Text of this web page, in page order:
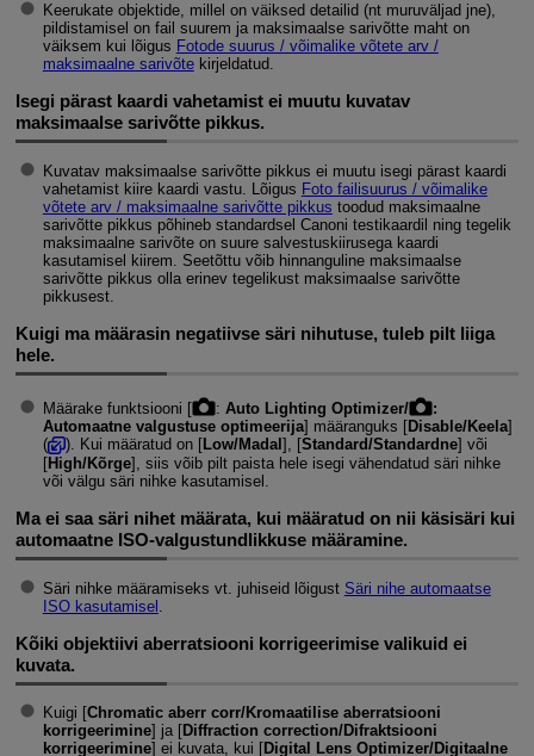
Keerukate objektide, millel on väiksed detailid (nt muruväljad jne),
pildistamisel on fail suurem ja maksimaalse sarivõtte maht on
väiksem kui lõigus Fotode suurus / võimalike võtete arv /
maksimaalne sarivõtekirjeldatud.
Isegi pärast kaardi vahetamist ei muutu kuvatav
maksimaalse sarivõtte pikkus.
Kuvatav maksimaalse sarivõtte pikkus ei muutu isegi pärast kaardi
vahetamist kiire kaardi vastu. Lõigus Foto failisuurus / võimalike
võtete arv / maksimaalne sarivõtte pikkus toodud maksimaalne
sarivõtte pikkus põhineb standardsel Canoni testikaardil ning tegelik
maksimaalne sarivõte on suure salvestuskiirusega kaardi
kasutamisel kiirem. Seetõttu võib hinnanguline maksimaalse
sarivõtte pikkus olla erinev tegelikust maksimaalse sarivõtte
pikkusest.
Kuigi ma määrasin negatiivse säri nihutuse, tuleb pilt liiga
hele.
Määrake funktsiooni [ : Auto Lighting Optimizer/
:
Automaatne valgustuse optimeerija] määranguks [Disable/Keela]
(
). Kui määratud on [Low/Madal], [Standard/Standardne] või
[High/Kõrge], siis võib pilt paista hele isegi vähendatud säri nihke
või välgu säri nihke kasutamisel.
Ma ei saa säri nihet määrata, kui määratud on nii käsisäri kui
automaatne ISO-valgustundlikkuse määramine.
Säri nihke määramiseks vt. juhiseid lõigust Säri nihe automaatse
ISO kasutamisel
Kõiki objektiivi aberratsiooni korrigeerimise valikuid ei
kuvata.
Kuigi [Chromatic aberr corr/Kromaatilise aberratsiooni
korrigeerimine] ja [Diffraction correction/Difraktsiooni
korrigeerimine] ei kuvata, kui [Digital Lens Optimizer/Digitaalne